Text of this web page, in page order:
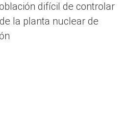
difícil de controlar
la planta nuclear de